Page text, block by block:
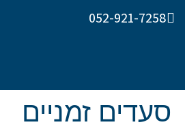
052-921-7258
סעדים זמניים